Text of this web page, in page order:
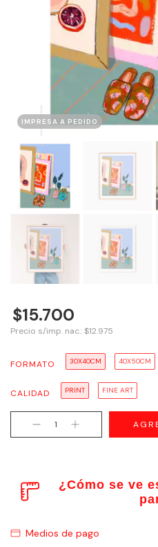
IMPRESA A PEDIDO
$15.700
Precio s/imp. nac.: $12.975
FORMATO 30X40CM 40X50CM
CALIDAD PRINT FINE ART
¿Cómo se ve
Medios de pago